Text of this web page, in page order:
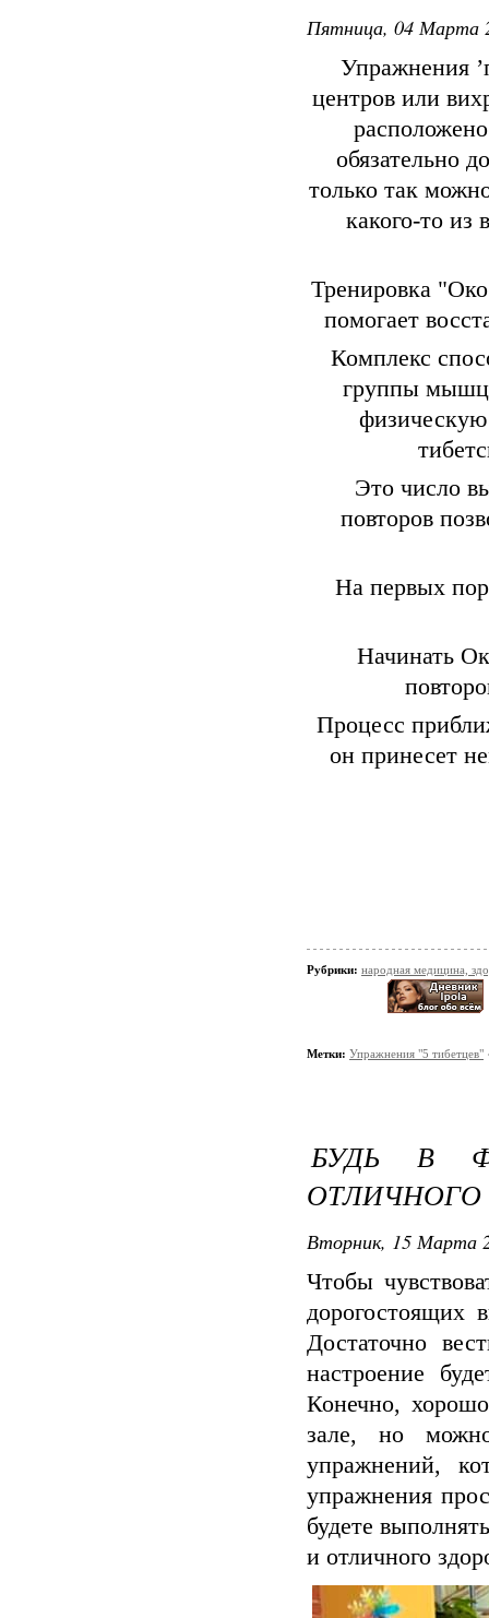
Пятница, 04 Марта
Упражнения
центров или
обязательно
только так
какого-то из
Тренировка
помогает
Комплекс
группы мышц,
Это число
повторов
На первых
Начинать
Процесс
он принесет
Рубрики: народная медицина,
Метки: Упражнения "5 тибетцев"
БУДЬ В
ОТЛИЧНОГО
Вторник, 15 Марта
Чтобы
дорогостоящих
Достаточно
настроение
Конечно,
зале, но
упражнений,
упражнения
будете
и отличного